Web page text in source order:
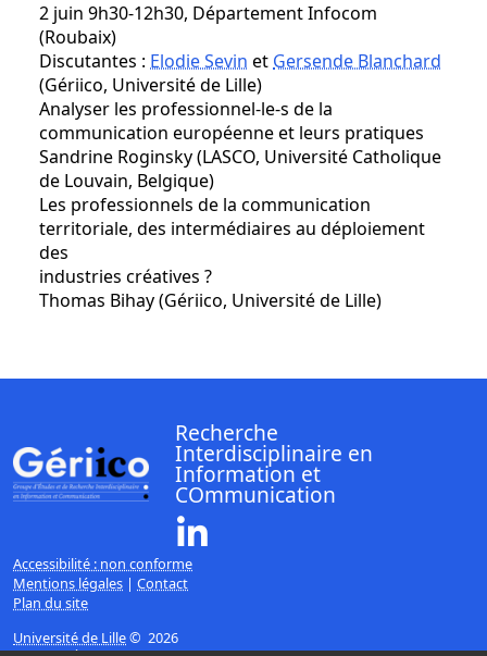
2 juin 9h30-12h30, Département Infocom
(Roubaix)
Discutantes : Elodie Sevin et Gersende Blanchard
(Gériico, Université de Lille)
Analyser les professionnel-le-s de la
communication européenne et leurs pratiques
Sandrine Roginsky (LASCO, Université Catholique
de Louvain, Belgique)
Les professionnels de la communication
territoriale, des intermédiaires au déploiement
des
industries créatives ?
Thomas Bihay (Gériico, Université de Lille)
Recherche
Interdisciplinaire en
Information et
COmmunication
Accessibilité : non conforme
Mentions légales | Contact
Plan du site
Université de Lille© 2026